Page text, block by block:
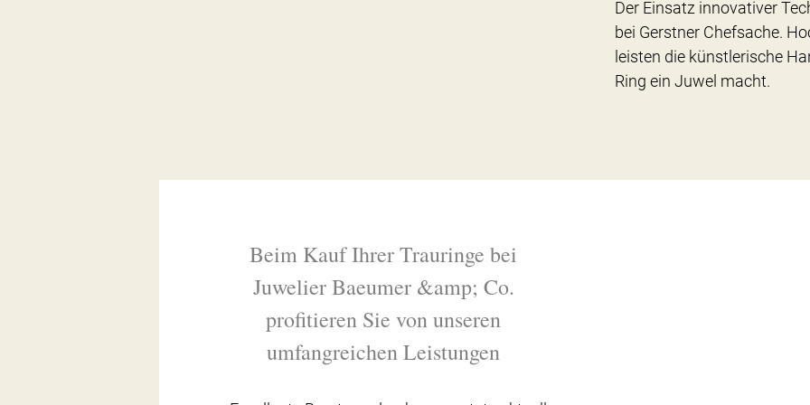
Der Einsatz innovativer
bei Gerstner Chefsache.
leisten die künstlerische
Ring ein Juwel macht.
Beim Kauf Ihrer Trauringe bei
Juwelier Baeumer &amp; Co.
profitieren Sie von unseren
umfangreichen Leistungen